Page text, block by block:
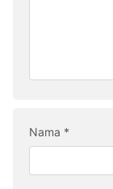
Nama *